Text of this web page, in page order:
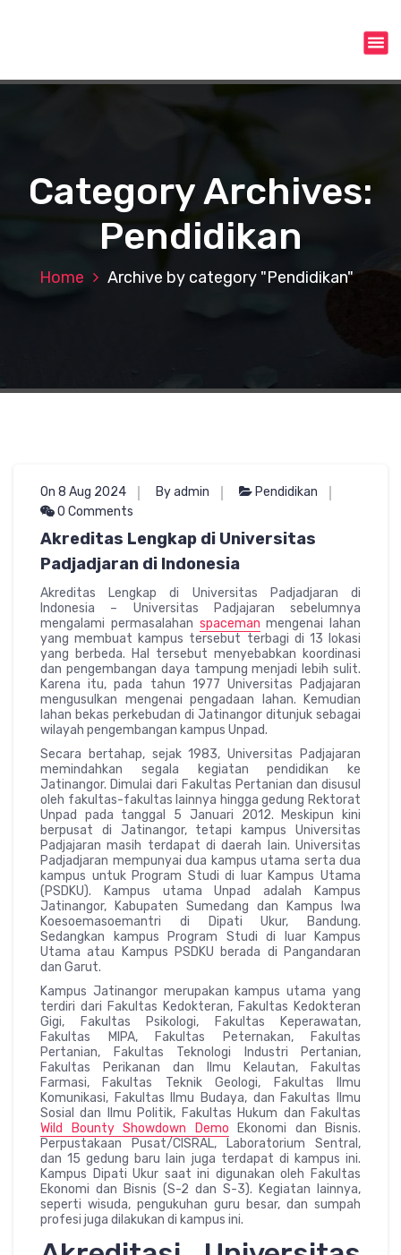
t
Category Archives:
Pendidikan
Home Archive by category "Pendidikan"
On 8 Aug 2024 By admin
Pendidikan
0 Comments
Akreditas Lengkap di Universitas
Padjadjaran di Indonesia
Akreditas Lengkap di Universitas Padjadjaran di
Indonesia – Universitas Padjajaran sebelumnya
mengalami permasalahan spaceman mengenai lahan
yang membuat kampus tersebut terbagi di 13 lokasi
yang berbeda. Hal tersebut menyebabkan koordinasi
dan pengembangan daya tampung menjadi lebih sulit.
Karena itu, pada tahun 1977 Universitas Padjajaran
mengusulkan mengenai pengadaan lahan. Kemudian
lahan bekas perkebudan di Jatinangor ditunjuk sebagai
wilayah pengembangan kampus Unpad.
Secara bertahap, sejak 1983, Universitas Padjajaran
memindahkan segala kegiatan pendidikan ke
Jatinangor. Dimulai dari Fakultas Pertanian dan disusul
oleh fakultas-fakultas lainnya hingga gedung Rektorat
Unpad pada tanggal 5 Januari 2012. Meskipun kini
berpusat di Jatinangor, tetapi kampus Universitas
Padjajaran masih terdapat di daerah lain. Universitas
Padjadjaran mempunyai dua kampus utama serta dua
kampus untuk Program Studi di luar Kampus Utama
(PSDKU). Kampus utama Unpad adalah Kampus
Jatinangor, Kabupaten Sumedang dan Kampus Iwa
Koesoemasoemantri di Dipati Ukur, Bandung.
Sedangkan kampus Program Studi di luar Kampus
Utama atau Kampus PSDKU berada di Pangandaran
dan Garut.
Kampus Jatinangor merupakan kampus utama yang
terdiri dari Fakultas Kedokteran, Fakultas Kedokteran
Gigi, Fakultas Psikologi, Fakultas Keperawatan,
Fakultas MIPA, Fakultas Peternakan, Fakultas
Pertanian, Fakultas Teknologi Industri Pertanian,
Fakultas Perikanan dan Ilmu Kelautan, Fakultas
Farmasi, Fakultas Teknik Geologi, Fakultas Ilmu
Komunikasi, Fakultas Ilmu Budaya, dan Fakultas Ilmu
Sosial dan Ilmu Politik, Fakultas Hukum dan Fakultas
Wild Bounty Showdown Demo Ekonomi dan Bisnis.
Perpustakaan Pusat/CISRAL, Laboratorium Sentral,
dan 15 gedung baru lain juga terdapat di kampus ini.
Kampus Dipati Ukur saat ini digunakan oleh Fakultas
Ekonomi dan Bisnis (S-2 dan S-3). Kegiatan lainnya,
seperti wisuda, pengukuhan guru besar, dan sumpah
profesi juga dilakukan di kampus ini.